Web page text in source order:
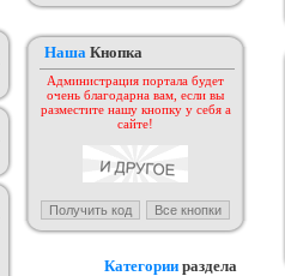
Категория :
Иконки и кнопки для
сайта
Наша Кнопка
Администрация портала будет
очень благодарна вам, если вы
разместите нашу кнопку у себя а
сайте!
Категории раздела